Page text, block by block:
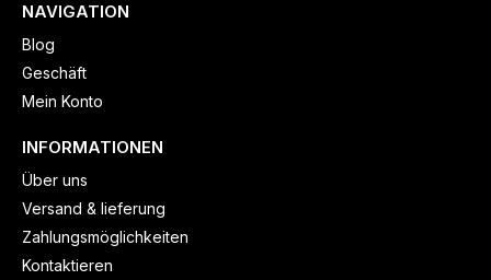
NAVIGATION
Blog
Geschäft
Mein Konto
INFORMATIONEN
Über uns
Versand & lieferung
Zahlungsmöglichkeiten
Kontaktieren